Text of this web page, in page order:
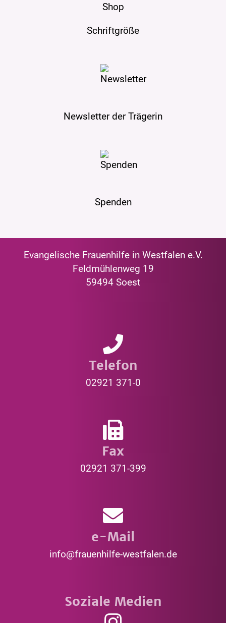
Schriftgröße
Newsletter der Trägerin
Spenden
Evangelische Frauenhilfe in Westfalen e.V.
Feldmühlenweg 19
59494 Soest
Telefon
02921 371-0
Fax
02921 371-399
e-Mail
info@frauenhilfe-westfalen.de
Soziale Medien